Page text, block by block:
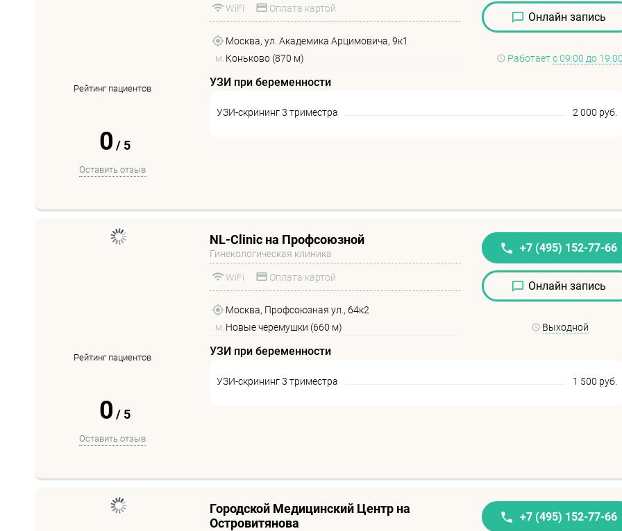
Рейтинг пациентов
0 / 5
Оставить отзыв
WiFi Оплата картой
Москва, ул. Академика Арцимовича, 9к1
м. Коньково (870 м)
УЗИ при беременности
УЗИ-скрининг 3 триместра 2 000 руб.
Онлайн запись
Работаетс 09:00 до
Рейтинг пациентов
0 / 5
Оставить отзыв
NL-Clinic на Профсоюзной
Гинекологическая клиника
WiFi Оплата картой
Москва, Профсоюзная ул., 64к2
м. Новые черемушки (660 м)
УЗИ при беременности
УЗИ-скрининг 3 триместра 1 500 руб.
+7 (495) 152-77-66
Онлайн запись
Выходной
Городской Медицинский Центр на
Островитянова
+7 (495) 152-77-66